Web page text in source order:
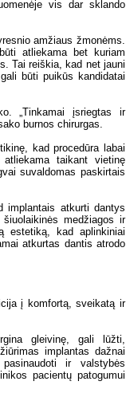
vis dar sklando
amžiaus žmonėms.
atliekama bet kuriam
Tai reiškia, kad net jauni
būti puikūs kandidatai
„Tinkamai įsriegtas ir
burnos chirurgas.
kad procedūra labai
taikant vietinę
suvaldomas paskirtais
implantais atkurti dantys
medžiagos ir
estetiką, kad aplinkiniai
atkurtas dantis atrodo
į komfortą, sveikatą ir
gleivinę, gali lūžti,
implantas dažnai
ir valstybės
pacientų patogumui